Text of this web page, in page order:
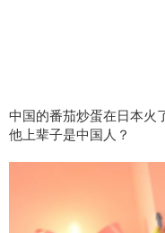
中国的番茄炒蛋在日本火
他上辈子是中国人？